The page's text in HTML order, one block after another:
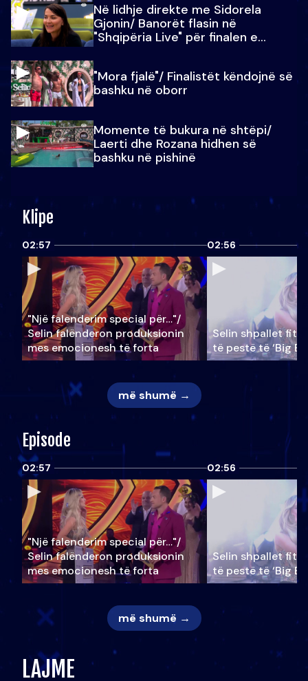
Në lidhje direkte me Sidorela
Gjonin/ Banorët flasin në
"Shqipëria Live" për finalen e
"Mora fjalë"/ Finalistët këndojnë së
bashku në oborr
Momente të bukura në shtëpi/
Laerti dhe Rozana hidhen së
bashku në pishinë
Klipe
02:57
"Një falenderim special për…"/
Selin falënderon produksionin
mes emocionesh të forta
02:56
Selin shpallet
të pestë të ‘Big
më shumë →
Episode
02:57
"Një falenderim special për…"/
Selin falënderon produksionin
mes emocionesh të forta
02:56
Selin shpallet
të pestë të ‘Big
më shumë →
LAJME